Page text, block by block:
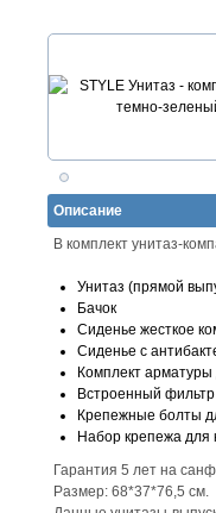
Описание
В комплект унитаз-
Унитаз (прямой
Бачок
Сиденье жесткое
Сиденье с
Комплект
Встроенный фильтр
Крепежные болты
Набор крепежа для
Гарантия 5 лет на
Размер: 68*37*76,5 cм.